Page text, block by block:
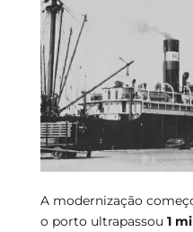
A modernização
o porto ultrapassou 1